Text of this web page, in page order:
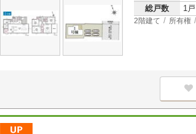
総戸数
1戸
2階建て 所有権